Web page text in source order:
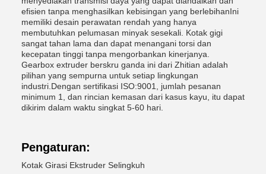
efisien tanpa menghasilkan kebisingan yang berlebihanIni
memiliki desain perawatan rendah yang hanya
membutuhkan pelumasan minyak sesekali. Kotak gigi
sangat tahan lama dan dapat menangani torsi dan
kecepatan tinggi tanpa mengorbankan kinerjanya.
Gearbox extruder berskru ganda ini dari Zhitian adalah
pilihan yang sempurna untuk setiap lingkungan
industri.Dengan sertifikasi ISO:9001, jumlah pesanan
minimum 1, dan rincian kemasan dari kasus kayu, itu dapat
dikirim dalam waktu singkat 5-60 hari.
Pengaturan:
Kotak Girasi Ekstruder Selingkuh